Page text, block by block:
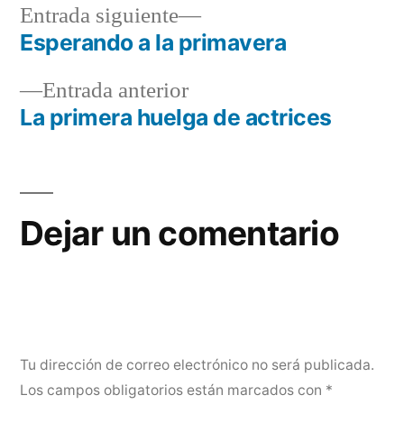
Navegación
de
entradas
Entrada anteriorEntrada
anterior:
La primera huelga de actrices
Entrada siguiente
Entrada
siguiente:
Esperando a la primavera
Dejar un comentario
Tu dirección de correo electrónico no será publicada.
Los campos obligatorios están marcados con *